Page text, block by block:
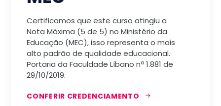
Certificamos que este curso atingiu a
Nota Máxima (5 de 5) no Ministério da
Educação (MEC), isso representa o mais
alto padrão de qualidade educacional.
Portaria da Faculdade Líbano nª 1.881 de
29/10/2019.
CONFERIR CREDENCIAMENTO